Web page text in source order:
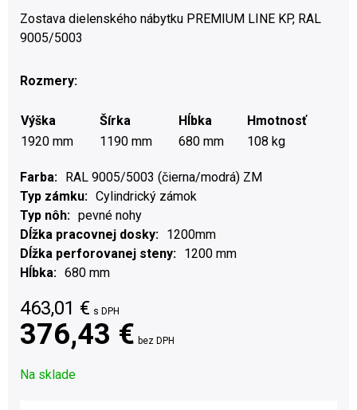
Zostava dielenského nábytku PREMIUM LINE KP, RAL
9005/5003
Rozmery:
Výška Šírka Hĺbka
Hmotnosť
1920 mm
1190 mm 680 mm 108 kg
Farba
RAL 9005/5003 (čierna/modrá) ZM
Typ zámku
Cylindrický zámok
Typ nôh
pevné nohy
Dĺžka pracovnej dosky
1200mm
Dĺžka perforovanej steny
1200 mm
Hĺbka
680 mm
463,01 € s DPH
376,43 € bez DPH
Na sklade